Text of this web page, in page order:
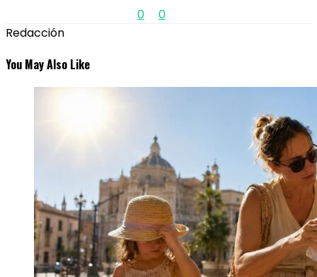
0
0
Redacción
You May Also Like